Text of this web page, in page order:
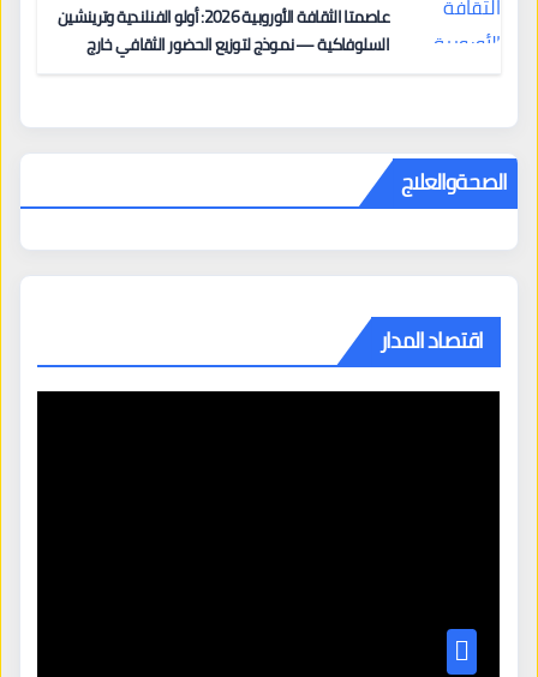
عاصمتا الثقافة الأوروبية 2026: أولو الفنلندية وترينشين
السلوفاكية — نموذج لتوزيع الحضور الثقافي خارج
الصحةوالعلاج
اقتصاد المدار